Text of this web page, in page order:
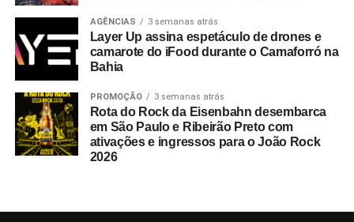
AGÊNCIAS 3 semanas atrás
Layer Up assina espetáculo de drones e
camarote do iFood durante o Camaforró na
Bahia
PROMOÇÃO 3 semanas atrás
Rota do Rock da Eisenbahn desembarca
em São Paulo e Ribeirão Preto com
ativações e ingressos para o João Rock
2026